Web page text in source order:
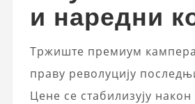
и наредни
Тржиште премиум
праву револуцију
Цене се стабилизују након